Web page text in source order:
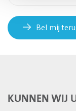
Bel mij
KUNNEN WIJ